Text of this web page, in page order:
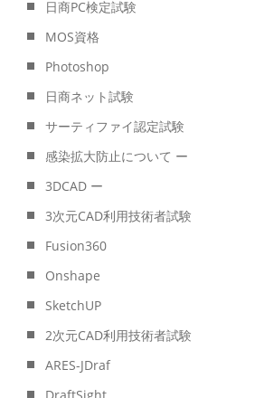
日商PC検定試験
MOS資格
Photoshop
日商ネット試験
サーティファイ認定試験
感染拡大防止について ー
3DCAD ー
3次元CAD利用技術者試験
Fusion360
Onshape
SketchUP
2次元CAD利用技術者試験
ARES-JDraf